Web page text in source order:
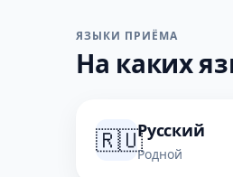
ЯЗЫКИ ПРИЁМА
На каких
🇷🇺Русский
Родной